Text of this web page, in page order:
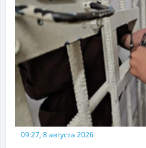
09:27, 8 августа 2026